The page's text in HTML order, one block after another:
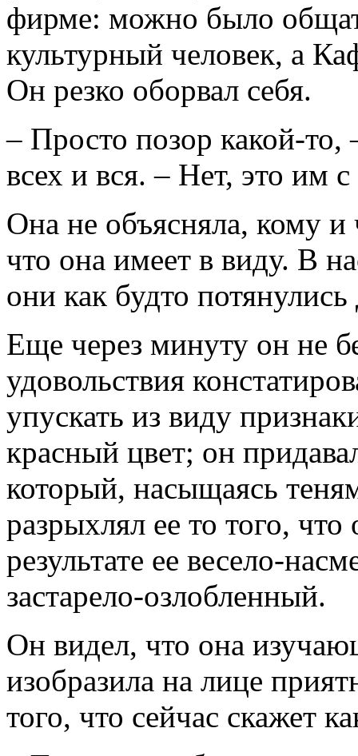
фирме: можно было
культурный человек, а
Он резко оборвал себя.
– Просто позор какой-то,
всех и вся. – Нет, это им
Она не объясняла, кому и
что она имеет в виду. В
они как будто
Еще через минуту он не
удовольствия
упускать из виду
красный цвет; он
который, насыщаясь
разрыхлял ее то того,
результате ее весело-
застарело-озлобленный.
Он видел, что она
изобразила на лице
того, что сейчас скажет